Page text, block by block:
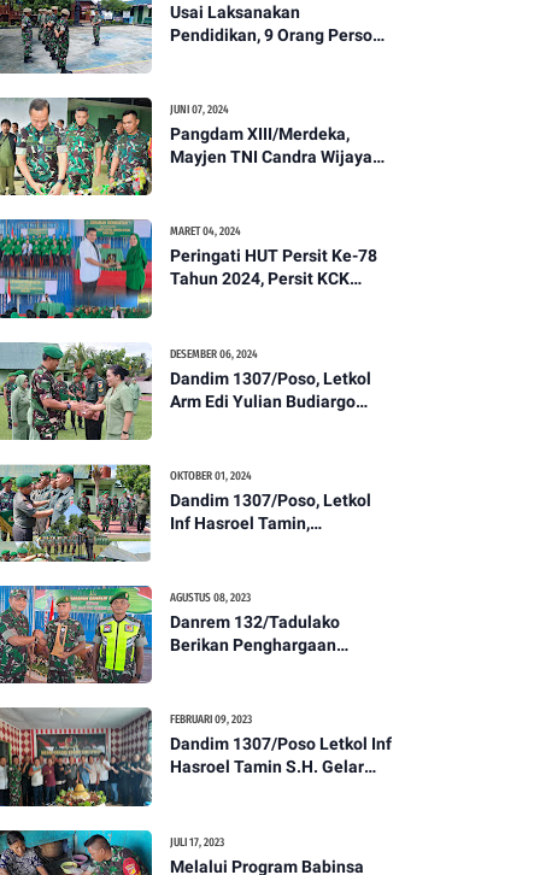
Usai Laksanakan
Pendidikan, 9 Orang Personil
Ikuti Apel Pagi Dan
Pengecekan
JUNI 07, 2024
Pangdam XIII/Merdeka,
Mayjen TNI Candra Wijaya
MARET 04, 2024
Peringati HUT Persit Ke-78
Tahun 2024, Persit KCK
Kesehatan Tentang
Pencegahan DBD
DESEMBER 06, 2024
Dandim 1307/Poso, Letkol
Arm Edi Yulian Budiargo
1307/Poso
OKTOBER 01, 2024
Dandim 1307/Poso, Letkol
Inf Hasroel Tamin,
Kenaikan Pangkat Personel
Kodim 1307/Poso
AGUSTUS 08, 2023
Danrem 132/Tadulako
Berikan Penghargaan
FEBRUARI 09, 2023
Dandim 1307/Poso Letkol Inf
Hasroel Tamin S.H. Gelar
Tahun 2023
JULI 17, 2023
Melalui Program Babinsa